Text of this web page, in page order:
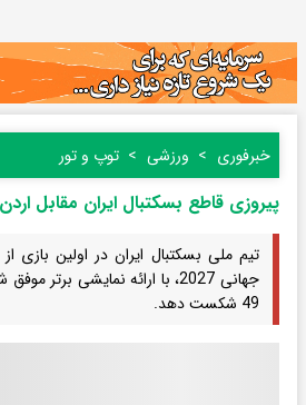
خبرفوری ورزشی توپ و تور
پیروزی قاطع بسکتبال ایران مقابل اردن
تیم ملی بسکتبال ایران در اولین بازی
49 شکست دهد.